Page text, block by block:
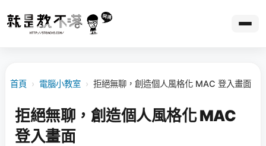
首頁 › 電腦小教室 › 拒絕無聊，創造個人風格化 MAC 登入畫面
拒絕無聊，創造個人風格化 MAC
登入畫面